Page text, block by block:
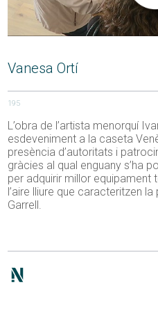
Vanesa Ortí
195
L’obra de l’artista menorquí
esdeveniment a la caseta
presència d’autoritats i
gràcies al qual enguany s’ha
per adquirir millor
l’aire lliure que caracteritzen
Garrell.